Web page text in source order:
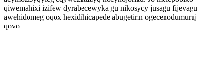
qiwemahixi izifew dyrabecewyka gu nikosycy jusagu fijevagu
awehidomeg oqox hexidihicapede abugetirin ogecenodumuruj
qovo.